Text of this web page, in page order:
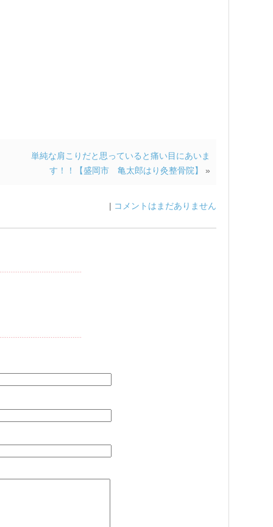
単純な肩こりだと思っていると痛い目にあいま
す！！【盛岡市 亀太郎はり灸整骨院】
»
| コメントはまだありません